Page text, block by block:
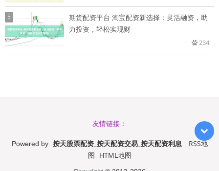
5
期货配资平台 淘宝配资新选择：灵活融资，助
力投资，轻松实现财
234
友情链接：
Powered by 按天股票配资_按天配资交易_按天配资利息
RSS地
图 HTML地图